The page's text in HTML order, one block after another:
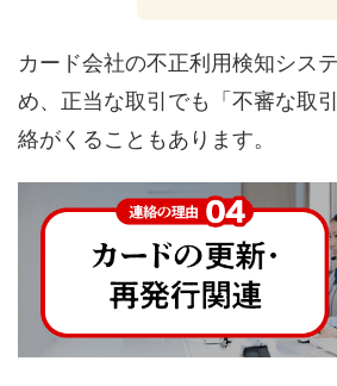
カード会社の不正利用検知シス
め、正当な取引でも「不審な取
絡がくることもあります。